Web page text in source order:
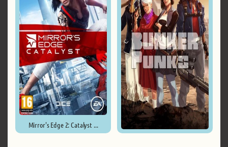
Mirror's Edge 2: Catalyst ...